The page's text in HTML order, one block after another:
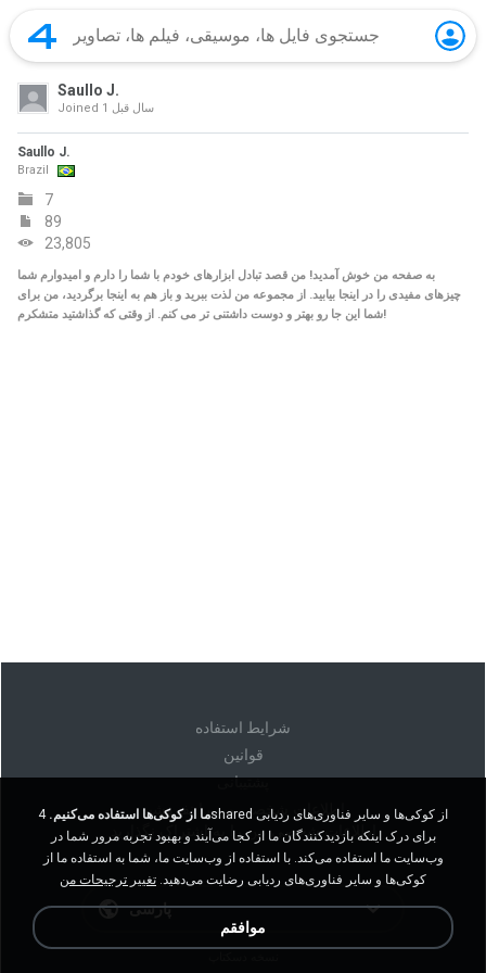
Saullo J.
Joined 1 سال‌ قبل
Saullo J.
Brazil
7
89
23,805
به صفحه من خوش آمدید! من قصد تبادل ابزارهای خودم با شما را دارم و امیدوارم شما
چیزهای مفیدی را در اینجا بیابید. از مجموعه من لذت ببرید و باز هم به اینجا برگردید، من برای
شما این جا رو بهتر و دوست داشتنی تر می کنم. از وقتی که گذاشتید متشکرم!
شرايط استفاده
قوانين
پشتیبانی
اطلاعات شخصی من را نفروشید
اطلاعات شخصی من را به اشتراک نگذارید
پارسی
ما از کوکی‌ها استفاده می‌کنیم. 4shared از کوکی‌ها و سایر فناوری‌های ردیابی
برای درک اینکه بازدیدکنندگان ما از کجا می‌آیند و بهبود تجربه مرور شما در
وب‌سایت ما استفاده می‌کند. با استفاده از وب‌سایت ما، شما به استفاده ما از
کوکی‌ها و سایر فناوری‌های ردیابی رضایت می‌دهید. تغییر ترجیحات من
موافقم